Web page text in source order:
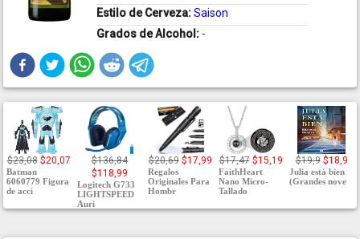
Estilo de Cerveza:Saison
Grados de Alcohol: -
$23,08 $20,07
Batman
6060779 Figura
de acci
$136,84
$118,99
Logitech G733
LIGHTSPEED
Auri
$20,69 $17,99
Regalos
Originales Para
Hombr
$17,47 $15,19
FaithHeart
Nano Micro-
Tallado
$19,9 $18,9
Julia está bien
(Grandes nove